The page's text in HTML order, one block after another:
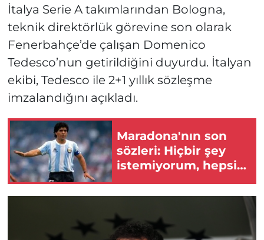
İtalya Serie A takımlarından Bologna,
teknik direktörlük görevine son olarak
Fenerbahçe’de çalışan Domenico
Tedesco’nun getirildiğini duyurdu. İtalyan
ekibi, Tedesco ile 2+1 yıllık sözleşme
imzalandığını açıkladı.
Maradona'nın son
sözleri: Hiçbir şey
istemiyorum, hepsi